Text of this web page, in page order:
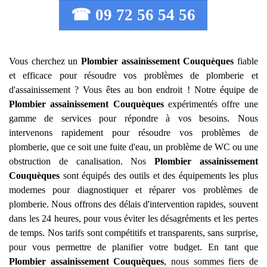
☎ 09 72 56 54 56
Vous cherchez un Plombier assainissement Couquèques fiable
et efficace pour résoudre vos problèmes de plomberie et
d'assainissement ? Vous êtes au bon endroit ! Notre équipe de
Plombier assainissement Couquèquesexpérimentés offre une
gamme de services pour répondre à vos besoins. Nous
intervenons rapidement pour résoudre vos problèmes de
plomberie, que ce soit une fuite d'eau, un problème de WC ou une
obstruction de canalisation. Nos Plombier assainissement
Couquèques sont équipés des outils et des équipements les plus
modernes pour diagnostiquer et réparer vos problèmes de
plomberie. Nous offrons des délais d'intervention rapides, souvent
dans les 24 heures, pour vous éviter les désagréments et les pertes
de temps. Nos tarifs sont compétitifs et transparents, sans surprise,
pour vous permettre de planifier votre budget. En tant que
Plombier assainissement Couquèques, nous sommes fiers de